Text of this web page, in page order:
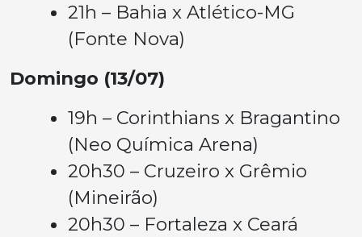
21h – Bahia x Atlético-MG
(Fonte Nova)
Domingo (13/07)
19h – Corinthians x Bragantino
(Neo Química Arena)
20h30 – Cruzeiro x Grêmio
(Mineirão)
20h30 – Fortaleza x Ceará